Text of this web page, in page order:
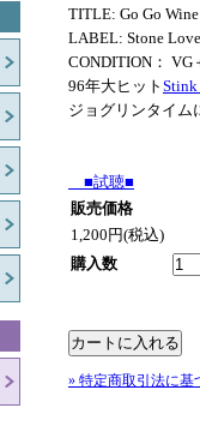
TITLE: Go Go Wine
LABEL: Stone Love
CONDITION： VG
96年大ヒット
ジョグリンタイム
■試聴■
販売価格
1,200円(税込)
購入数
» 特定商取引法に基